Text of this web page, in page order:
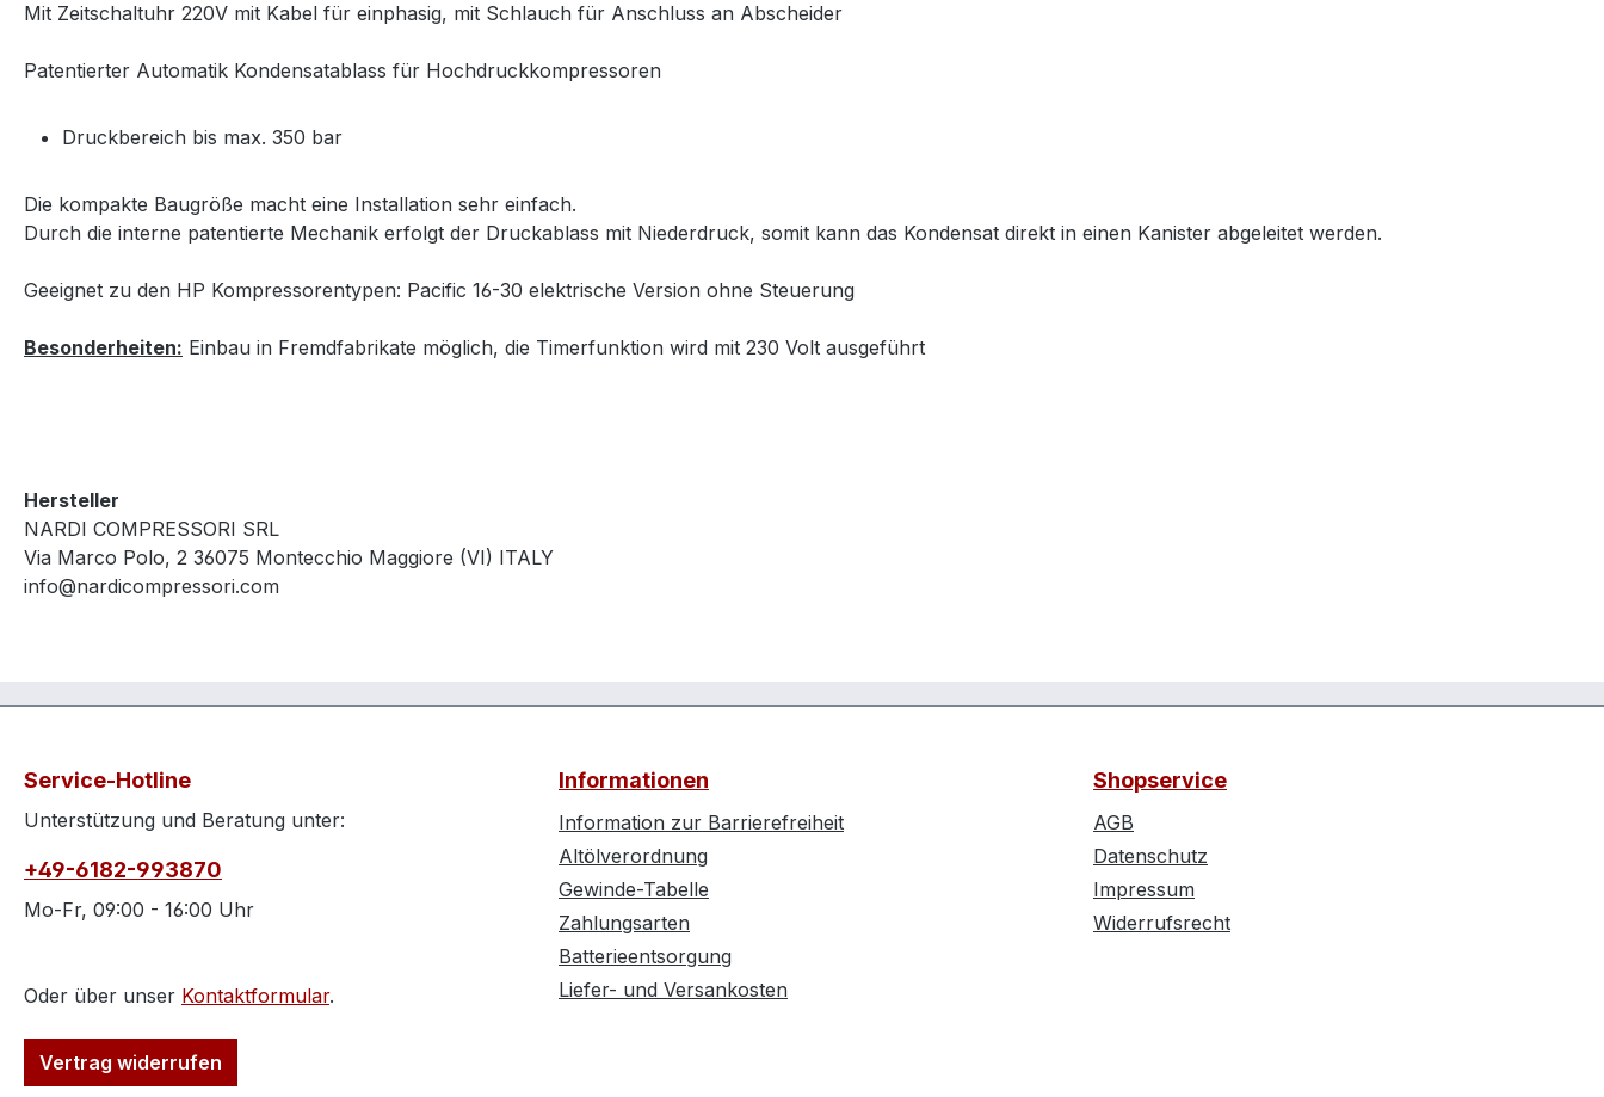
Mit Zeitschaltuhr 220V mit Kabel für einphasig, mit Schlauch für Anschluss an Abscheider
Patentierter Automatik Kondensatablass für Hochdruckkompressoren
Druckbereich bis max. 350 bar
Die kompakte Baugröße macht eine Installation sehr einfach.
Durch die interne patentierte Mechanik erfolgt der Druckablass mit Niederdruck, somit kann das Kondensat direkt in einen Kanister abgeleitet werden.
Geeignet zu den HP Kompressorentypen: Pacific 16-30 elektrische Version ohne Steuerung
Besonderheiten: Einbau in Fremdfabrikate möglich, die Timerfunktion wird mit 230 Volt ausgeführt
Hersteller
NARDI COMPRESSORI SRL
Via Marco Polo, 2 36075 Montecchio Maggiore (VI) ITALY
info@nardicompressori.com
Service-Hotline
Unterstützung und Beratung unter:
+49-6182-993870
Mo-Fr, 09:00 - 16:00 Uhr
Oder über unser Kontaktformular.
Vertrag widerrufen
Informationen
Information zur Barrierefreiheit
Altölverordnung
Gewinde-Tabelle
Zahlungsarten
Batterieentsorgung
Liefer- und Versankosten
Shopservice
AGB
Datenschutz
Impressum
Widerrufsrecht